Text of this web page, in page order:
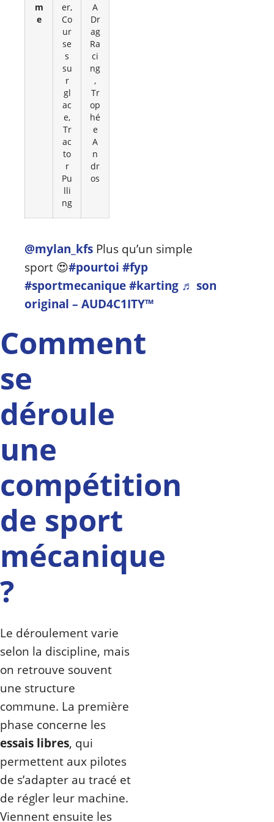
m
e
er,
Co
ur
se
s
su
r
gl
ac
e,
Tr
ac
to
r
Pu
lli
ng
A
Dr
ag
Ra
ci
ng
,
Tr
op
hé
e
A
n
dr
os
@mylan_kfs Plus qu’un simple
sport 😍#pourtoi #fyp
#sportmecanique#karting ♬ son
original – AUD4C1ITY™
Comment
se
déroule
une
compétition
de sport
mécanique
?
Le déroulement varie
selon la discipline, mais
on retrouve souvent
une structure
commune. La première
phase concerne les
essais libres, qui
permettent aux pilotes
de s’adapter au tracé et
de régler leur machine.
Viennent ensuite les